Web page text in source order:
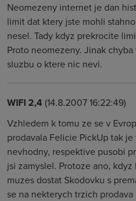
Neomezeny internet je dan
limit dat ktery jste mohli
nesel. Tady kdyz prekrocite
Proto neomezeny. Jinak
sluzbu o ktere nic nevi.
WIFI 2,4 (14.8.2007 16:22:49)
Vzhledem k tomu ze se v
prodavala Felicie PickUp tak
nevhodny, respektive pusobi
jsi zamyslel. Protoze ano,
muzes dostat Skodovku s
se na nekterych trzich